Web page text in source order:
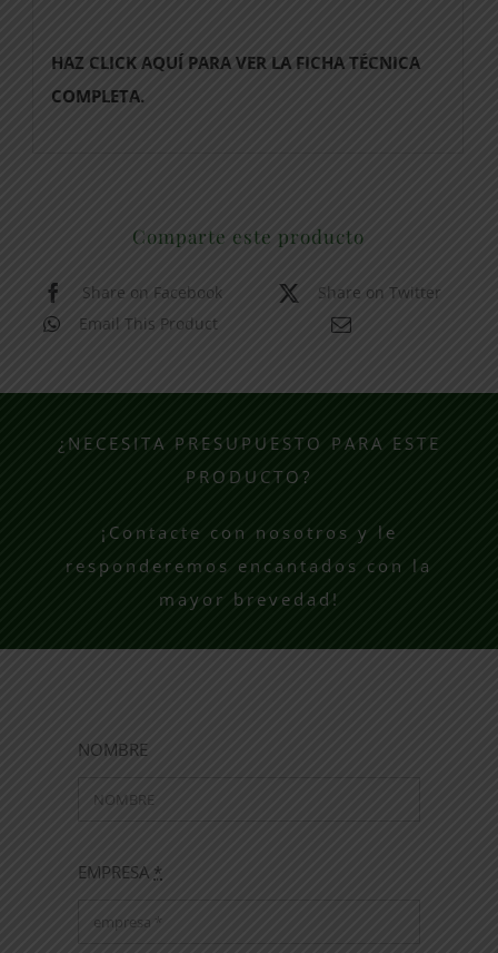
HAZ CLICK AQUÍ PARA VER LA FICHA TÉCNICA
COMPLETA.
Comparte este producto
Share on Facebook
Share on Twitter
Email This Product
¿NECESITA PRESUPUESTO PARA ESTE
PRODUCTO?
¡Contacte con nosotros y le
responderemos encantados con la
mayor brevedad!
NOMBRE
EMPRESA *